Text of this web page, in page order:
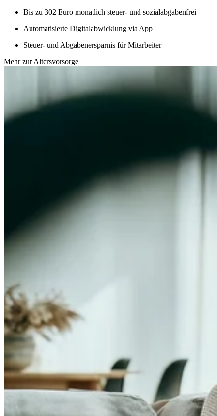
Bis zu 302 Euro monatlich steuer- und sozialabgabenfrei
Automatisierte Digitalabwicklung via App
Steuer- und Abgabenersparnis für Mitarbeiter
Mehr zur Altersvorsorge